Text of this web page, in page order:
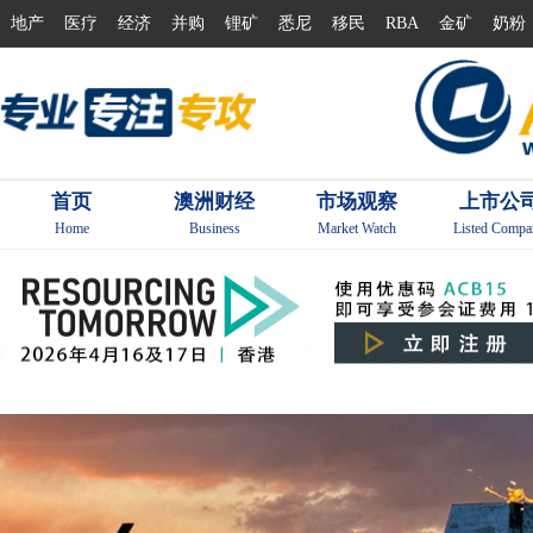
地产 医疗 经济 并购 锂矿 悉尼 移民 RBA 金矿 奶粉
首页
Home
澳洲财经
Business
市场观察
Market Watch
上市公
Listed